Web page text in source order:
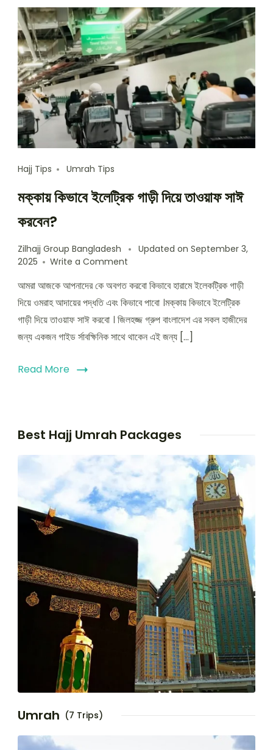
Hajj Tips Umrah Tips
মক্কায় কিভাবে ইলেট্রিক গাড়ী দিয়ে তাওয়াফ সাঈ
করবেন?
Zilhajj Group Bangladesh Updated on September 3,
2025
Write a Comment
কিভাবে
ইলেট্রিক
দিয়ে
তাওয়াফ
আমরা আজকে আপনাদের কে অবগত করবো কিভাবে হারামে ইলেকট্রিক গাড়ী
দিয়ে ওমরাহ আদায়ের পদ্ধতি এবং কিভাবে পাবো ।মক্কায় কিভাবে ইলেট্রিক
গাড়ী দিয়ে তাওয়াফ সাঈ করবো । জিলহজ্জ গ্রুপ বাংলাদেশ এর সকল হাজীদের
জন্য একজন গাইড র্সাবক্ষিনিক সাথে থাকেন এই জন্য […]
Read More
Best Hajj Umrah Packages
Umrah (7 Trips)